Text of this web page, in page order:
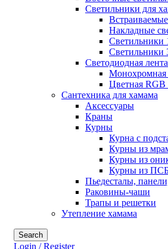
Светильники для
Накладные
Светильники
Светильники
Светодиодная
Монохромная
Цветная RGB
Сантехника для хамама
Аксессуары
Краны
Курны
Курна с
Курны из
Курны из
Курны из
Пьедесталы,
Раковины-чаши
Трапы и решетки
Утепление хамама
Search
Login / Register